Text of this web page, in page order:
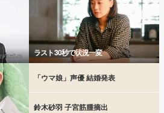
ラスト30秒で状況一変
「ウマ娘」声優 結婚発表
鈴木砂羽 子宮筋腫摘出